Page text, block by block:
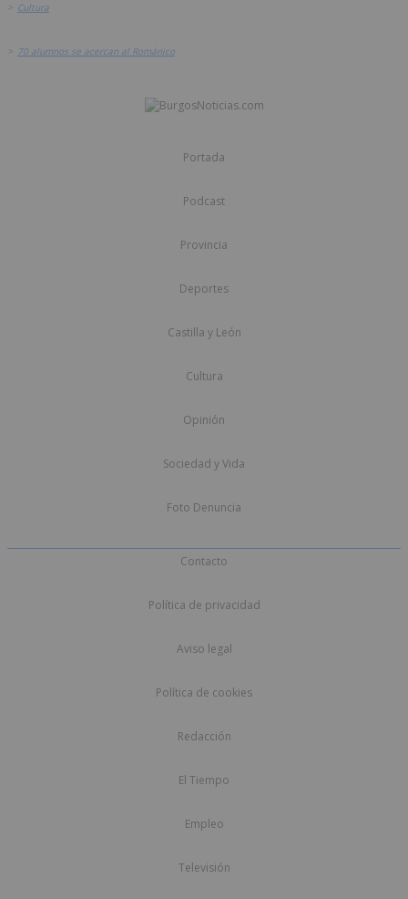
> Cultura
> 70 alumnos se acercan al Románico
Portada
Podcast
Provincia
Deportes
Castilla y León
Cultura
Opinión
Sociedad y Vida
Foto Denuncia
Contacto
Política de privacidad
Aviso legal
Política de cookies
Redacción
El Tiempo
Empleo
Televisión